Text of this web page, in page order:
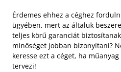
Érdemes ehhez a céghez
ügyében, mert az általuk
teljes körű garanciát
minőséget jobban bizonyítani?
keresse ezt a céget, ha
tervezi!